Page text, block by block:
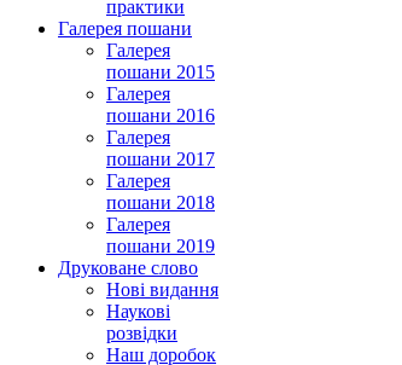
практики
Галерея пошани
Галерея
пошани 2015
Галерея
пошани 2016
Галерея
пошани 2017
Галерея
пошани 2018
Галерея
пошани 2019
Друковане слово
Нові видання
Наукові
розвідки
Наш доробок